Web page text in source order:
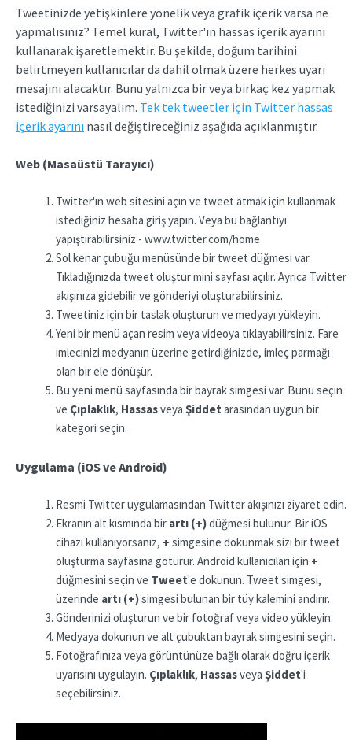
Tweetinizde yetişkinlere yönelik veya grafik içerik varsa ne
yapmalısınız? Temel kural, Twitter'ın hassas içerik ayarını
kullanarak işaretlemektir. Bu şekilde, doğum tarihini
belirtmeyen kullanıcılar da dahil olmak üzere herkes uyarı
mesajını alacaktır. Bunu yalnızca bir veya birkaç kez yapmak
istediğinizi varsayalım. Tek tek tweetler için Twitter hassas
içerik ayarını nasıl değiştireceğiniz aşağıda açıklanmıştır.
Web (Masaüstü Tarayıcı)
Twitter'ın web sitesini açın ve tweet atmak için kullanmak
istediğiniz hesaba giriş yapın. Veya bu bağlantıyı
yapıştırabilirsiniz - www.twitter.com/home
Sol kenar çubuğu menüsünde bir tweet düğmesi var.
Tıkladığınızda tweet oluştur mini sayfası açılır. Ayrıca Twitter
akışınıza gidebilir ve gönderiyi oluşturabilirsiniz.
Tweetiniz için bir taslak oluşturun ve medyayı yükleyin.
Yeni bir menü açan resim veya videoya tıklayabilirsiniz. Fare
imlecinizi medyanın üzerine getirdiğinizde, imleç parmağı
olan bir ele dönüşür.
Bu yeni menü sayfasında bir bayrak simgesi var. Bunu seçin
ve Çıplaklık, Hassasveya Şiddet arasından uygun bir
kategori seçin.
Uygulama (iOS ve Android)
Resmi Twitter uygulamasından Twitter akışınızı ziyaret edin.
Ekranın alt kısmında bir artı (+)düğmesi bulunur. Bir iOS
cihazı kullanıyorsanız, + simgesine dokunmak sizi bir tweet
oluşturma sayfasına götürür. Android kullanıcıları için +
düğmesini seçin ve Tweet'e dokunun. Tweet simgesi,
üzerinde artı (+)simgesi bulunan bir tüy kalemini andırır.
Gönderinizi oluşturun ve bir fotoğraf veya video yükleyin.
Medyaya dokunun ve alt çubuktan bayrak simgesini seçin.
Fotoğrafınıza veya görüntünüze bağlı olarak doğru içerik
uyarısını uygulayın. Çıplaklık, Hassasveya Şiddet'i
seçebilirsiniz.